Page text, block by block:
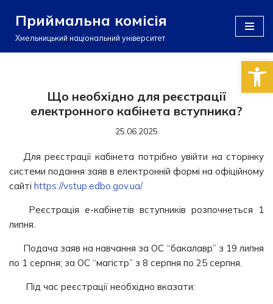
Перейти
Приймальна комісія
Хмельницький національний університет
Що необхідно для реєстрації
електронного кабінета вступника?
25.06.2025
Для реєстрації кабінета потрібно увійти на сторінку
системи подання заяв в електронній формі на офіційному
сайті https://vstup.edbo.gov.ua/
Реєстрація е-кабінетів вступників розпочнеться 1
липня.
Подача заяв на навчання за ОС “бакалавр” з 19 липня
по 1 серпня; за ОС “магістр” з 8 серпня по 25 серпня.
Під час реєстрації необхідно вказати: